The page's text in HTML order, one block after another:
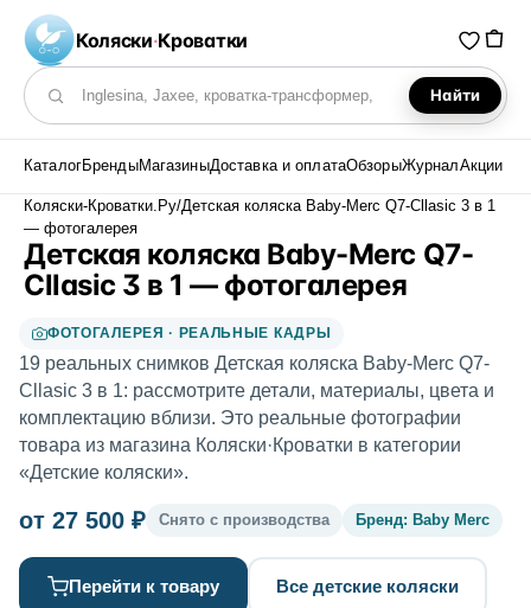
Коляски·Кроватки
Поиск по каталогу
Найти
КаталогБрендыМагазиныДоставка и оплатаОбзорыЖурналАкции
Коляски-Кроватки.Ру/Детская коляска Baby-Merc Q7-Cllasic 3 в 1
— фотогалерея
Детская коляска Baby-Merc Q7-
Cllasic 3 в 1 — фотогалерея
ФОТОГАЛЕРЕЯ · РЕАЛЬНЫЕ КАДРЫ
19 реальных снимков Детская коляска Baby-Merc Q7-
Cllasic 3 в 1: рассмотрите детали, материалы, цвета и
комплектацию вблизи. Это реальные фотографии
товара из магазина Коляски·Кроватки в категории
«Детские коляски».
от 27 500 ₽ Снято с производства Бренд: Baby Merc
Перейти к товару Все детские коляски